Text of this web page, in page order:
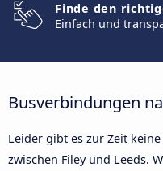
Finde den
Einfach und
Busverbindungen
Leider gibt es zur Zeit
zwischen Filey und Leeds.